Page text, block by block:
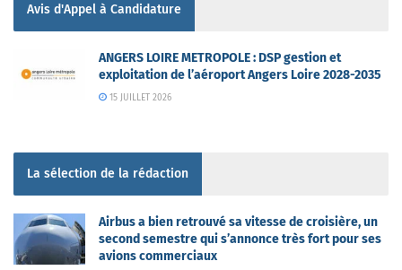
Avis d'Appel à Candidature
ANGERS LOIRE METROPOLE : DSP gestion et
exploitation de l’aéroport Angers Loire 2028-2035
15 JUILLET 2026
La sélection de la rédaction
Airbus a bien retrouvé sa vitesse de croisière, un
second semestre qui s’annonce très fort pour ses
avions commerciaux